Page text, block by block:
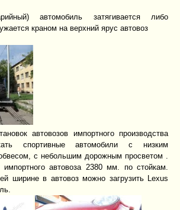
автомобиль затягивается либо
краном на верхний ярус автовоз
автовозов импортного производства
спортивные автомобили с низким
с небольшим дорожным просветом .
импортного автовоза 2380 мм. по стойкам.
ширине в автовоз можно загрузить Lexus